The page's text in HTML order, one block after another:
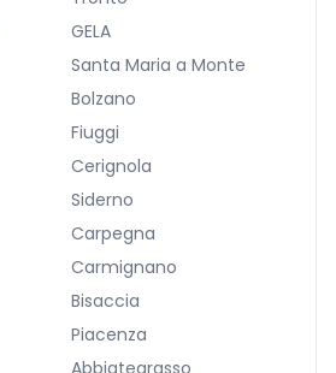
GELA
Santa Maria a Monte
Bolzano
Fiuggi
Cerignola
Siderno
Carpegna
Carmignano
Bisaccia
Piacenza
Abbiategrasso